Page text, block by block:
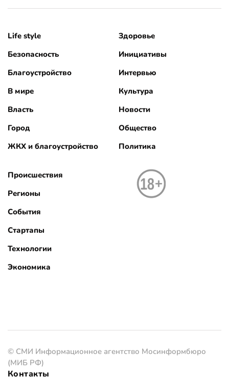
Life style
Безопасность
Благоустройство
В мире
Власть
Город
ЖКХ и благоустройство
Здоровье
Инициативы
Интервью
Культура
Новости
Общество
Политика
Происшествия
Регионы
События
Стартапы
Технологии
Экономика
© СМИ Информационное агентство Мосинформбюро
(МИБ РФ)
Контакты